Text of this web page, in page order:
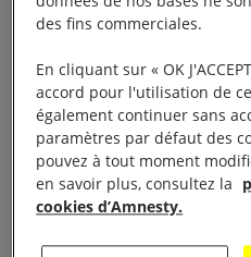
l’éducation des jeunes
également contre les
féminines.
Angélique Kidjo un
longtemps à Amnesty
50ème anniversaire
2001, près de 50 artistes
des fins commerciales.
En cliquant sur « OK
accord pour l'utilisation de
également continuer sans
paramètres par défaut des
pouvez à tout moment
en savoir plus, consultez la
cookies d’Amnesty.